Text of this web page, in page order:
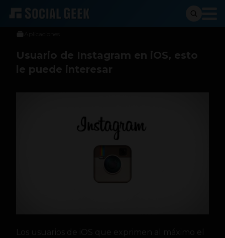
Sergio Ramos
10 de marzo de 2014
Usuario de Instagram en iOS, esto
le puede interesar
Los usuarios de iOS que exprimen al máximo el